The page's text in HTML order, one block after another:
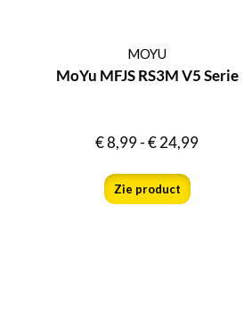
MOYU
MoYu MFJS RS3M V5 Serie
€8,99-€24,99
Zie product